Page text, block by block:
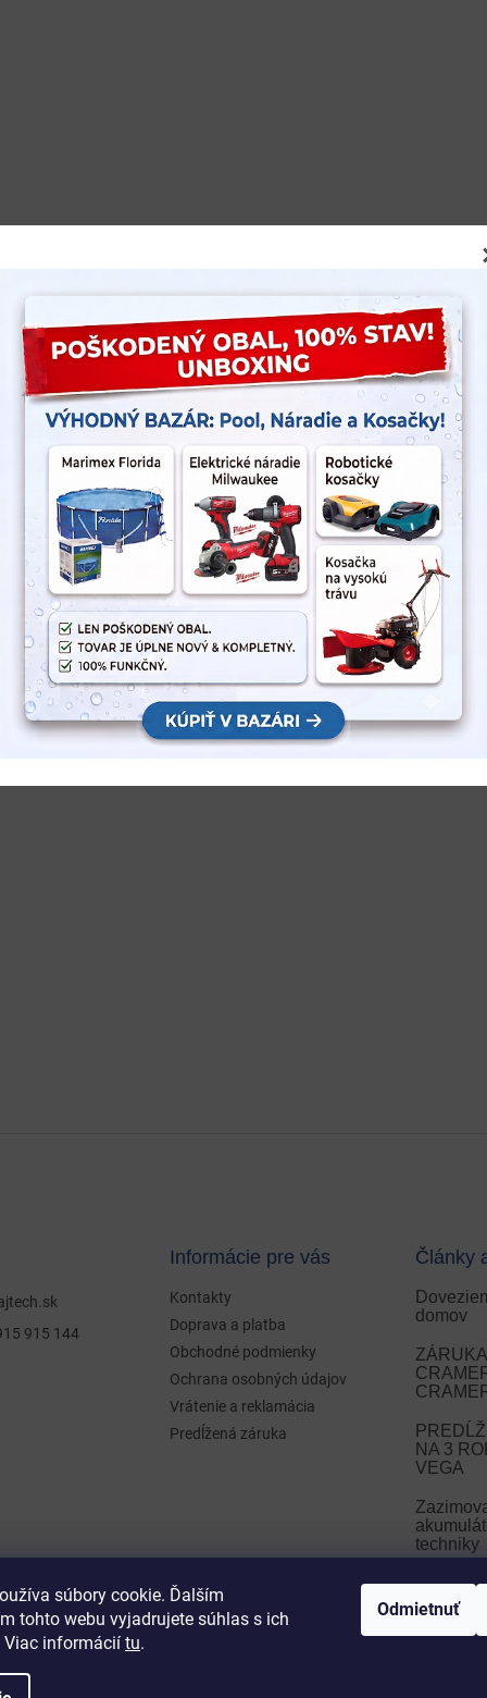
súbory cookie. Ďalším
tohto webu vyjadrujete súhlas s ich
Viac informácií tu.
Odmietnuť
915 144
Informácie pre vás
Kontakty
Doprava a platba
Obchodné podmienky
Ochrana osobných údajov
Vrátenie a reklamácia
Predĺžená záruka
Články
domov
NA 3
VEGA
techniky